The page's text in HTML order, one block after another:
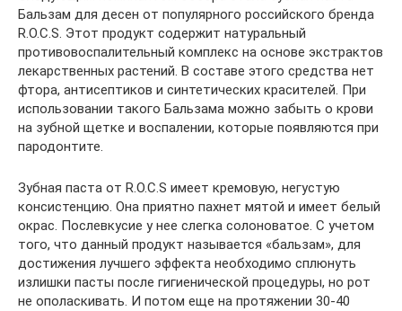
Бальзам для десен от популярного российского бренда
R.O.C.S. Этот продукт содержит натуральный
противовоспалительный комплекс на основе экстрактов
лекарственных растений. В составе этого средства нет
фтора, антисептиков и синтетических красителей. При
использовании такого Бальзама можно забыть о крови
на зубной щетке и воспалении, которые появляются при
пародонтите.
Зубная паста от R.O.C.S имеет кремовую, негустую
консистенцию. Она приятно пахнет мятой и имеет белый
окрас. Послевкусие у нее слегка солоноватое. С учетом
того, что данный продукт называется «бальзам», для
достижения лучшего эффекта необходимо сплюнуть
излишки пасты после гигиенической процедуры, но рот
не ополаскивать. И потом еще на протяжении 30-40